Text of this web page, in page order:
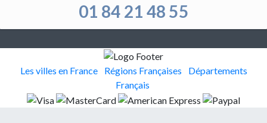
01 84 21 48 55
Les villes en France Régions Françaises
Départements
Français